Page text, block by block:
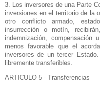
3. Los inversores de una Parte
inversiones en el territorio de la
otro conflicto armado,
insurrección o motín,
indemnización, compensación
menos favorable que el
inversores de un tercer
libremente transferibles.
ARTICULO 5 - Transferencias